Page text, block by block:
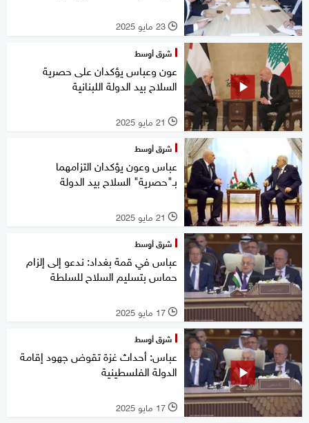
l 23 مايو 2025
شرق أوسط
عون وعباس يؤكدان على حصرية
السلاح بيد الدولة اللبنانية
l 21 مايو 2025
شرق أوسط
عباس وعون يؤكدان التزامهما
بـ"حصرية" السلاح بيد الدولة
l 21 مايو 2025
شرق أوسط
عباس في قمة بغداد: ندعو إلى إلزام
حماس بتسليم السلاح للسلطة
l 17 مايو 2025
شرق أوسط
عباس: أحداث غزة تقوض جهود إقامة
الدولة الفلسطينية
l 17 مايو 2025